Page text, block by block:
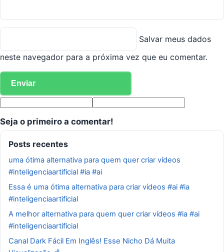
Salvar meus dados
neste navegador para a próxima vez que eu comentar.
Seja o primeiro a comentar!
Posts recentes
uma ótima alternativa para quem quer criar vídeos
#inteligenciaartificial #ia #ai
Essa é uma ótima alternativa para criar vídeos #ai #ia
#inteligenciaartificial
A melhor alternativa para quem quer criar vídeos #ia #ai
#inteligenciaartificial
Canal Dark Fácil Em Inglês! Esse Nicho Dá Muita